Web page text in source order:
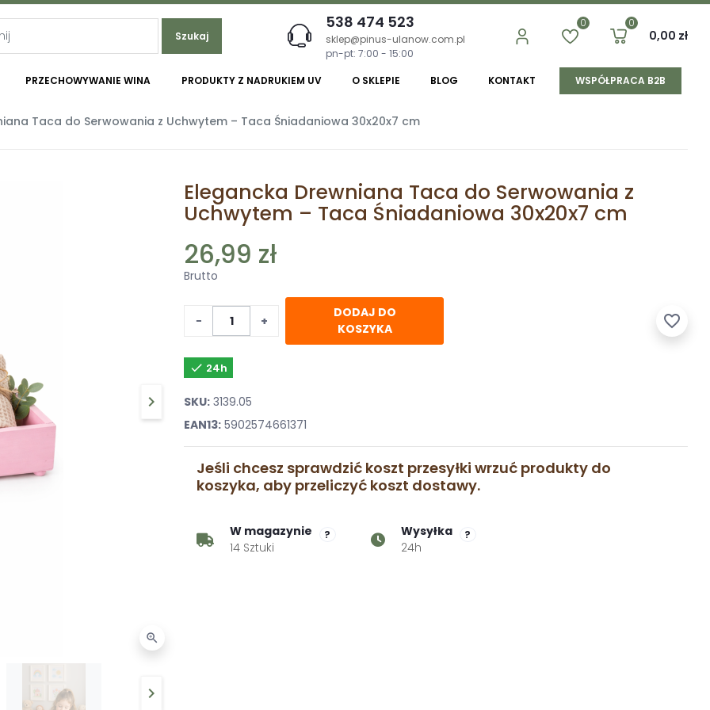
Szukaj
538 474 523
sklep@pinus-ulanow.com.pl
pn-pt: 7:00 - 15:00
0 0
0,00 zł
PRZECHOWYWANIE WINA PRODUKTY Z NADRUKIEM UV O SKLEPIE BLOG KONTAKT WSPÓŁPRACA B2B
Taca do Serwowania z Uchwytem – Taca Śniadaniowa 30x20x7 cm
Następny
keyboard_arrow_right
zoom_in
Następny
keyboard_arrow_right
Elegancka Drewniana Taca do Serwowania z
Uchwytem – Taca Śniadaniowa 30x20x7 cm
26,99 zł
Brutto
− +
DODAJ DO
KOSZYKA
favorite_border
 24h
SKU: 3139.05
EAN13: 5902574661371
Jeśli chcesz sprawdzić koszt przesyłki wrzuć produkty do
koszyka, aby przeliczyć koszt dostawy.
W magazynie
14 Sztuki
?
Wysyłka
24h
?